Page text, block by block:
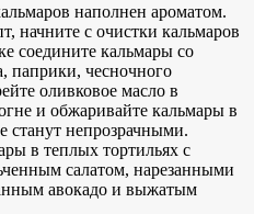
наполнен ароматом.
начните с очистки кальмаров
соедините кальмары со
паприки, чесночного
оливковое масло в
и обжаривайте кальмары в
станут непрозрачными.
в теплых тортильях с
салатом, нарезанными
авокадо и выжатым